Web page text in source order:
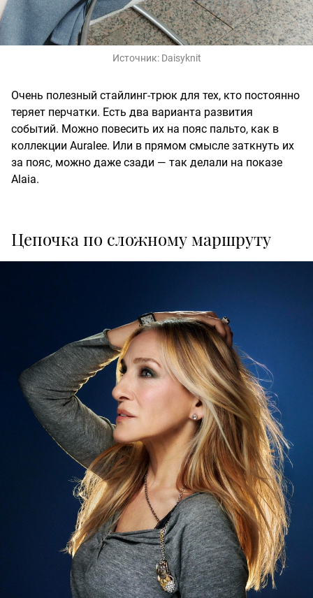
Источник: Daisyknit
Очень полезный стайлинг-трюк для тех, кто постоянно
теряет перчатки. Есть два варианта развития
событий. Можно повесить их на пояс пальто, как в
коллекции Auralee. Или в прямом смысле заткнуть их
за пояс, можно даже сзади — так делали на показе
Alaia.
Цепочка по сложному маршруту